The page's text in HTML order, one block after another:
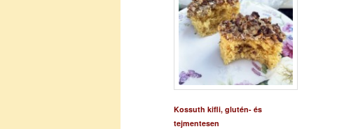
Kossuth kifli, glutén- és
tejmentesen